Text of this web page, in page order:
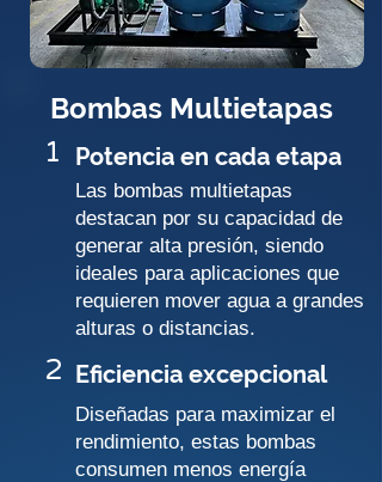
Bombas Multietapas
1
Potencia en cada etapa
Las bombas multietapas
destacan por su capacidad de
generar alta presión, siendo
ideales para aplicaciones que
requieren mover agua a grandes
alturas o distancias.
2 Eficiencia excepcional
Diseñadas para maximizar el
rendimiento, estas bombas
consumen menos energía